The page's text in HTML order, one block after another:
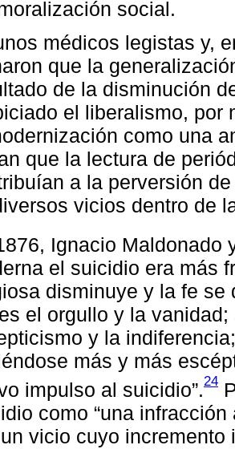
social.
médicos legistas y,
que la
de la disminución
el liberalismo, por
como una
que la lectura de
a la perversión
vicios dentro de
Ignacio Maldonado
el suicidio era más
disminuye y la fe se
el orgullo y la
y la
más y más
impulso al suicidio”.24
como “una
vicio cuyo incremento